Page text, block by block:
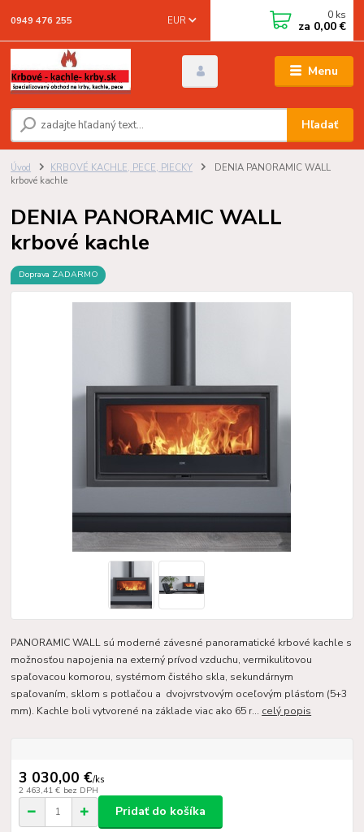
Menu
EUR
Hľadať
0949 476 255 0 ks
za 0,00 €
Úvod KRBOVÉ KACHLE, PECE, PIECKY
DENIA PANORAMIC WALL
krbové kachle
DENIA PANORAMIC WALL
krbové kachle
Doprava ZADARMO
PANORAMIC WALL sú moderné závesné panoramatické krbové kachle s
možnosťou napojenia na externý prívod vzduchu, vermikulitovou
spaľovacou komorou, systémom čistého skla, sekundárnym
spaľovaním, sklom s potlačou a dvojvrstvovým oceľovým plásťom (5+3
mm). Kachle boli vytvorené na základe viac ako 65 r... celý popis
3 030,00 €/ks
2 463,41 € bez DPH
Pridať do košíka